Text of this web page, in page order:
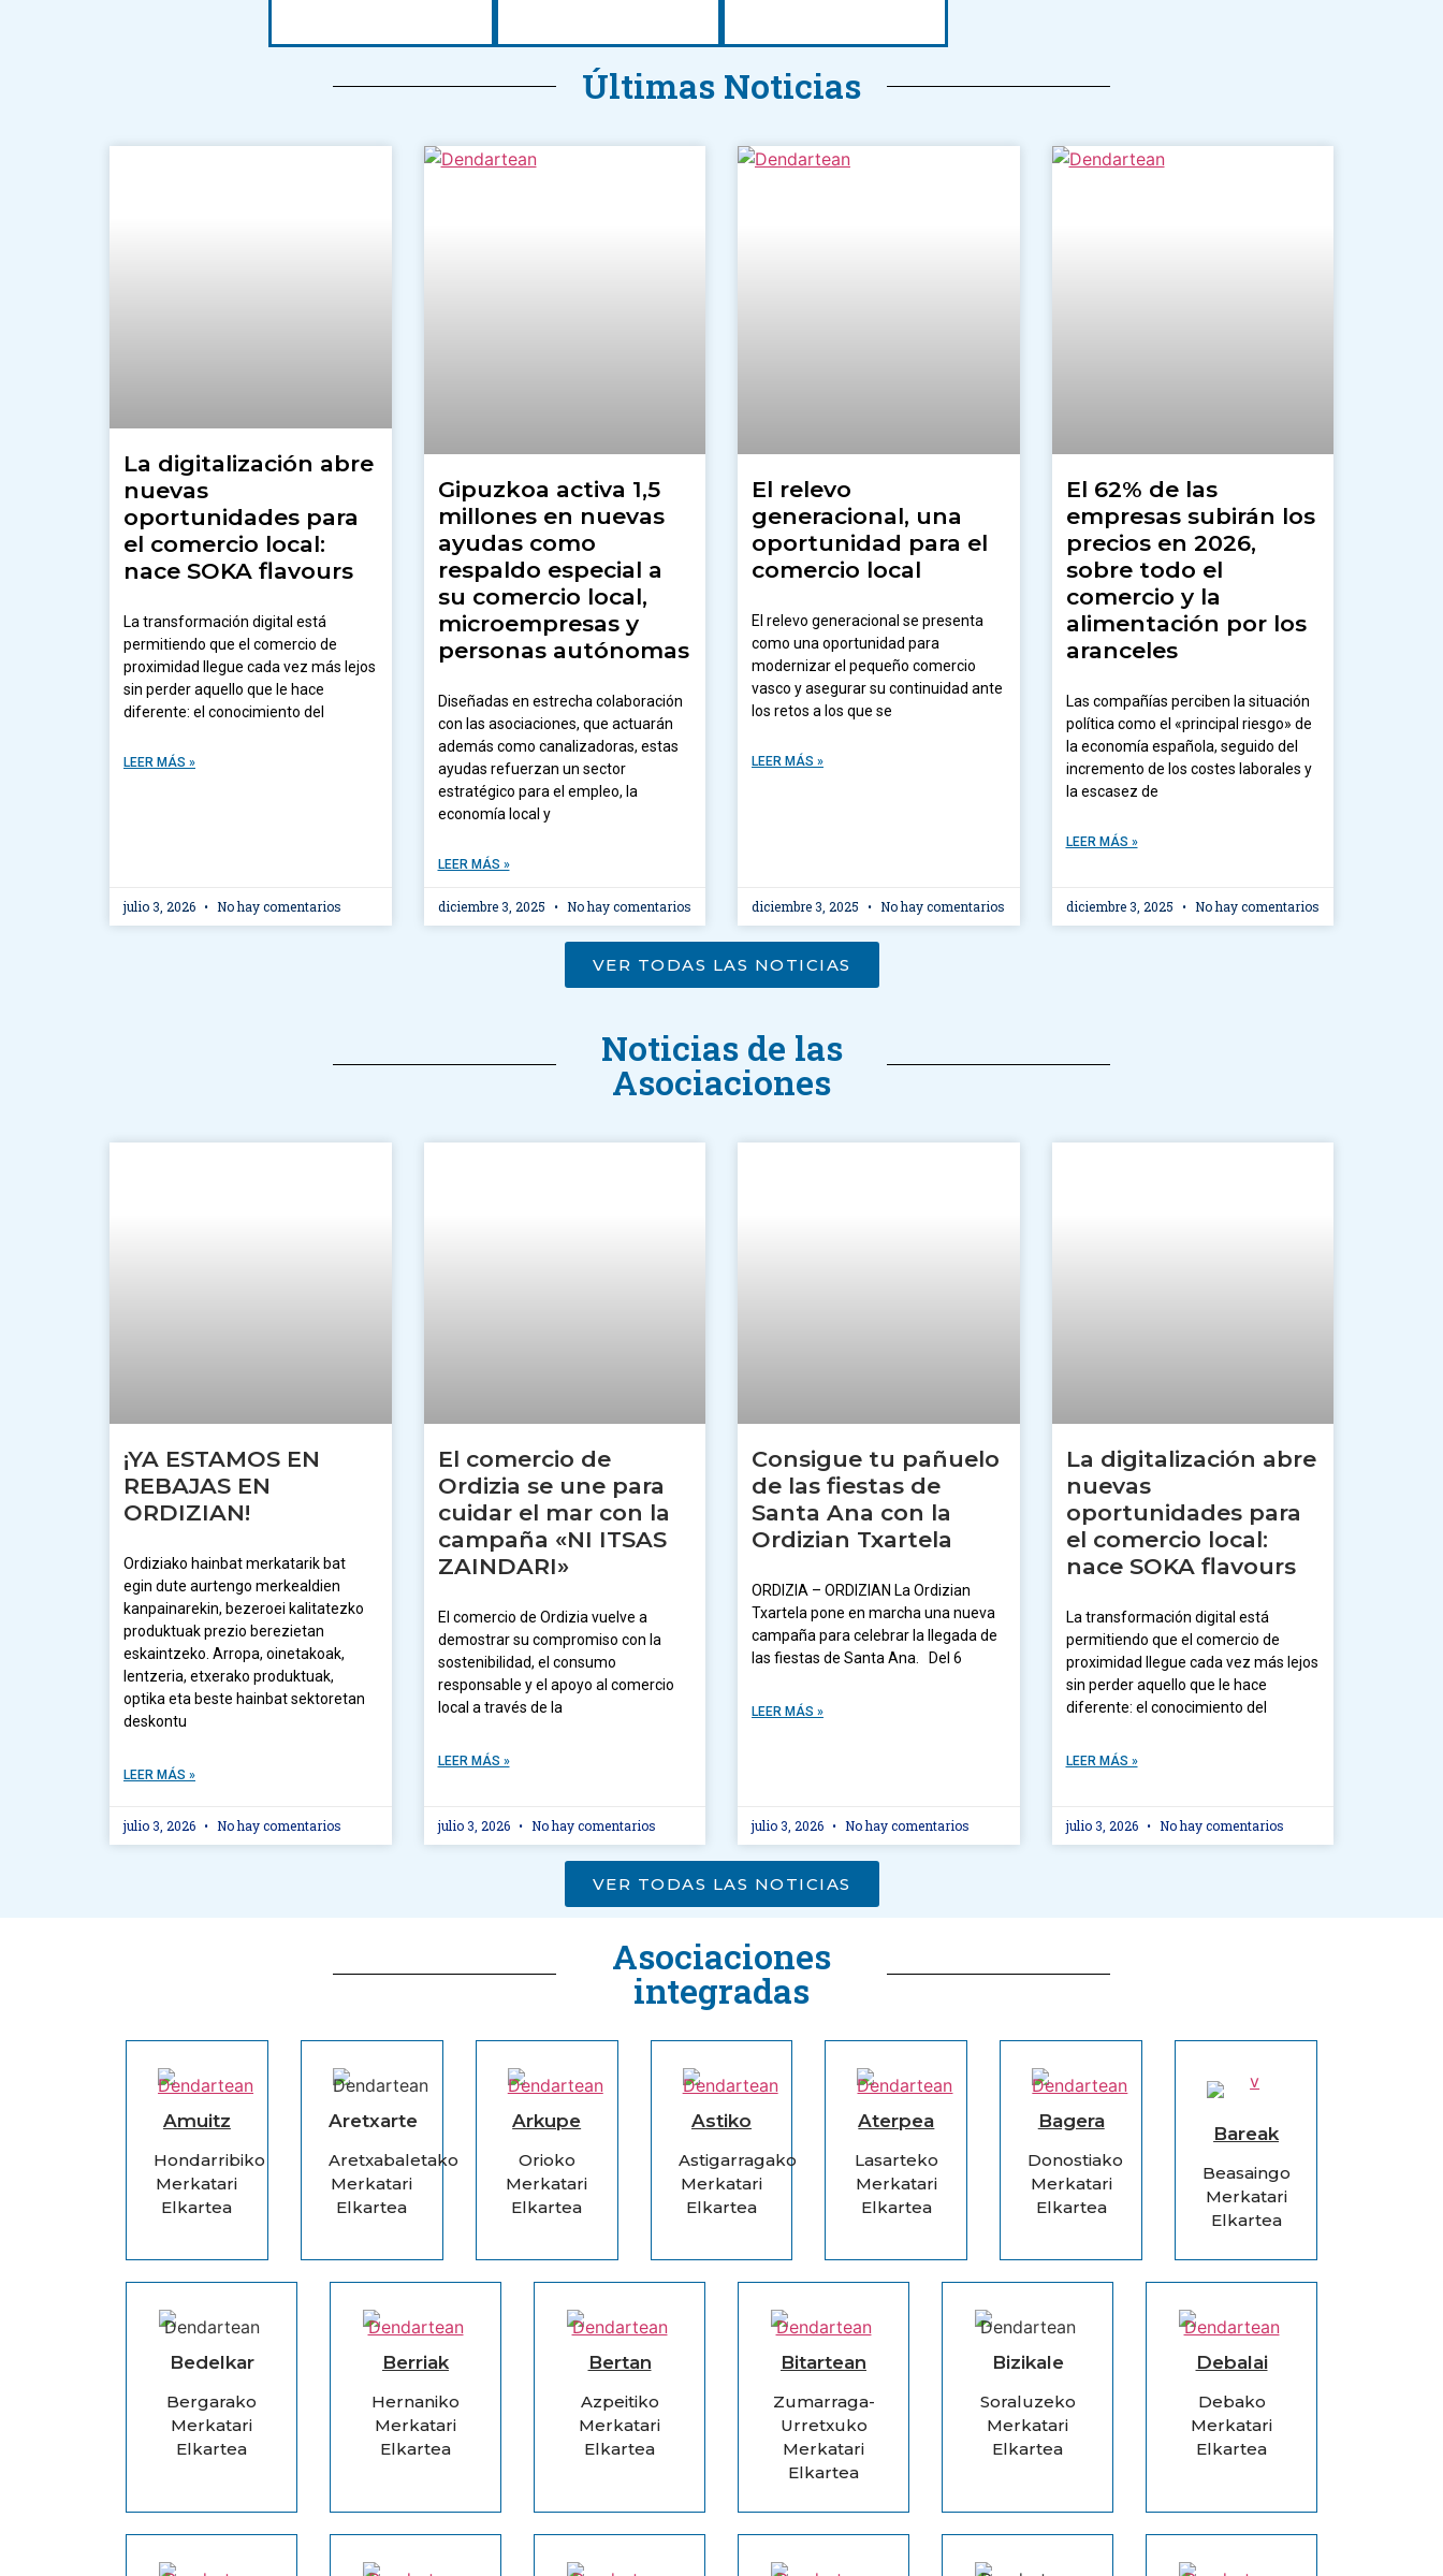
Últimas Noticias
La digitalización abre
nuevas
oportunidades para
el comercio local:
nace SOKA flavours
La transformación digital está
permitiendo que el comercio de
proximidad llegue cada vez más lejos
sin perder aquello que le hace
diferente: el conocimiento del
LEER MÁS »
julio 3, 2026 No hay comentarios
Gipuzkoa activa 1,5
millones en nuevas
ayudas como
respaldo especial a
su comercio local,
microempresas y
personas autónomas
Diseñadas en estrecha colaboración
con las asociaciones, que actuarán
además como canalizadoras, estas
ayudas refuerzan un sector
estratégico para el empleo, la
economía local y
LEER MÁS »
diciembre 3, 2025 No hay comentarios
El relevo
generacional, una
oportunidad para el
comercio local
El relevo generacional se presenta
como una oportunidad para
modernizar el pequeño comercio
vasco y asegurar su continuidad ante
los retos a los que se
LEER MÁS »
diciembre 3, 2025 No hay comentarios
El 62% de las
empresas subirán los
precios en 2026,
sobre todo el
comercio y la
alimentación por los
aranceles
Las compañías perciben la situación
política como el «principal riesgo» de
la economía española, seguido del
incremento de los costes laborales y
la escasez de
LEER MÁS »
diciembre 3, 2025 No hay comentarios
VER TODAS LAS NOTICIAS
Noticias de las
Asociaciones
¡YA ESTAMOS EN
REBAJAS EN
ORDIZIAN!
Ordiziako hainbat merkatarik bat
egin dute aurtengo merkealdien
kanpainarekin, bezeroei kalitatezko
produktuak prezio berezietan
eskaintzeko. Arropa, oinetakoak,
lentzeria, etxerako produktuak,
optika eta beste hainbat sektoretan
deskontu
LEER MÁS »
julio 3, 2026 No hay comentarios
El comercio de
Ordizia se une para
cuidar el mar con la
campaña «NI ITSAS
ZAINDARI»
El comercio de Ordizia vuelve a
demostrar su compromiso con la
sostenibilidad, el consumo
responsable y el apoyo al comercio
local a través de la
LEER MÁS »
julio 3, 2026 No hay comentarios
Consigue tu pañuelo
de las fiestas de
Santa Ana con la
Ordizian Txartela
ORDIZIA – ORDIZIAN La Ordizian
Txartela pone en marcha una nueva
campaña para celebrar la llegada de
las fiestas de Santa Ana. Del 6
LEER MÁS »
julio 3, 2026 No hay comentarios
La digitalización abre
nuevas
oportunidades para
el comercio local:
nace SOKA flavours
La transformación digital está
permitiendo que el comercio de
proximidad llegue cada vez más lejos
sin perder aquello que le hace
diferente: el conocimiento del
LEER MÁS »
julio 3, 2026 No hay comentarios
VER TODAS LAS NOTICIAS
Asociaciones
integradas​
Amuitz
Hondarribiko
Merkatari
Elkartea
Aretxarte
Aretxabaletako
Merkatari
Elkartea
Arkupe
Orioko
Merkatari
Elkartea
Astiko
Astigarragako
Merkatari
Elkartea
Aterpea
Lasarteko
Merkatari
Elkartea
Bagera
Donostiako
Merkatari
Elkartea
Bareak
Beasaingo
Merkatari
Elkartea
Bedelkar
Bergarako
Merkatari
Elkartea
Berriak
Hernaniko
Merkatari
Elkartea
Bertan
Azpeitiko
Merkatari
Elkartea
Bitartean
Zumarraga-
Urretxuko
Merkatari
Elkartea
Bizikale
Soraluzeko
Merkatari
Elkartea
Debalai
Debako
Merkatari
Elkartea